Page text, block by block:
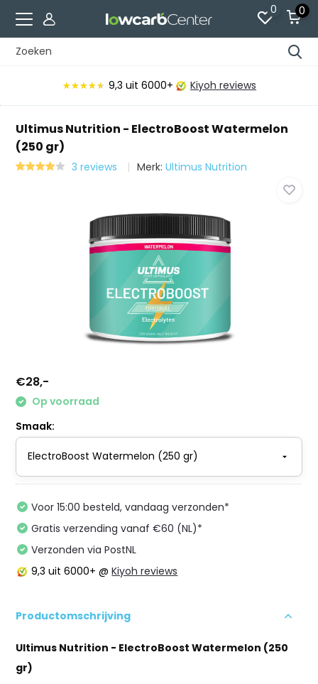
0 0
★★★★★
★★★★★ 9,3 uit 6000+ Kiyoh reviews
Ultimus Nutrition - ElectroBoost Watermelon
(250 gr)
3 reviews Merk:Ultimus Nutrition
€28,-
Op voorraad
Smaak:
Voor 15:00 besteld, vandaag verzonden*
Gratis verzending vanaf €60 (NL)*
Verzonden via PostNL
9,3 uit 6000+ @Kiyoh reviews
Productomschrijving
Ultimus Nutrition - ElectroBoost Watermelon (250
gr)